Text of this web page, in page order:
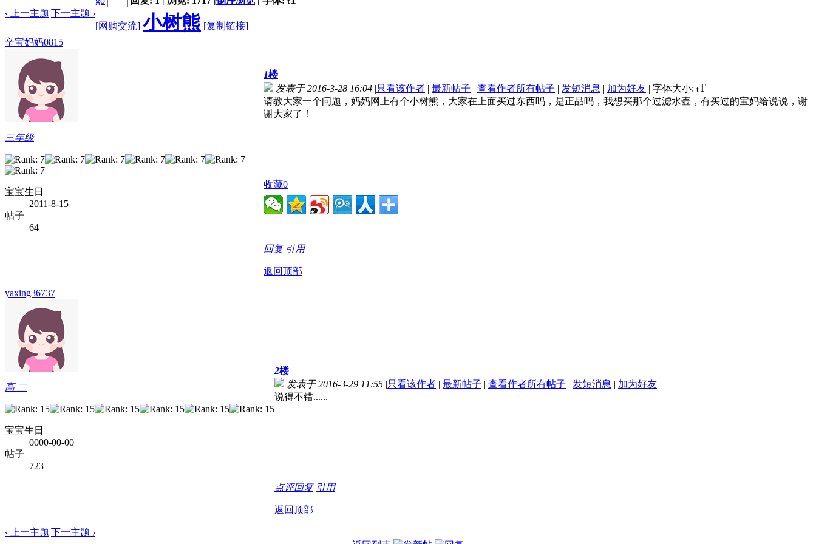
‹ 上一主题|下一主题 ›
[网购交流] 小树熊 [复制链接]
辛宝妈妈0815
三年级
宝宝生日
2011-8-15
帖子
64
1楼
发表于 2016-3-28 16:04 |只看该作者 | 最新帖子 | 查看作者所有帖子 | 发短消息 | 加为好友 | 字体大小: tT
请教大家一个问题，妈妈网上有个小树熊，大家在上面买过东西吗，是正品吗，我想买那个过滤水壶，有买过的宝妈给说说，谢
谢大家了！
收藏0
回复 引用
返回顶部
yaxing36737
高 二
宝宝生日
0000-00-00
帖子
723
2楼
发表于 2016-3-29 11:55 |只看该作者 | 最新帖子 | 查看作者所有帖子 | 发短消息 | 加为好友
说得不错......
点评回复 引用
返回顶部
‹ 上一主题|下一主题 ›